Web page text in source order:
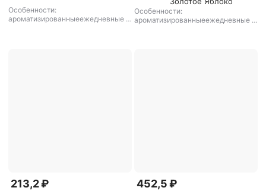
Особенности:
ароматизированныеежедневные ,
Особенности:
ароматизированныеежедневные ,
213,2 ₽ 452,5 ₽